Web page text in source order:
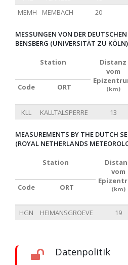
MEMH
MEMBACH 20
MESSUNGEN VON DER
BENSBERG (UNIVERSITÄT ZU KÖLN)
Station
Distanz
vom
(km)
Code ORT
KLL KALLTALSPERRE 13
MEASUREMENTS BY THE DUTCH
(ROYAL NETHERLANDS
Station
vom
(km)
Code ORT
HGN HEIMANSGROEVE 19
Datenpolitik